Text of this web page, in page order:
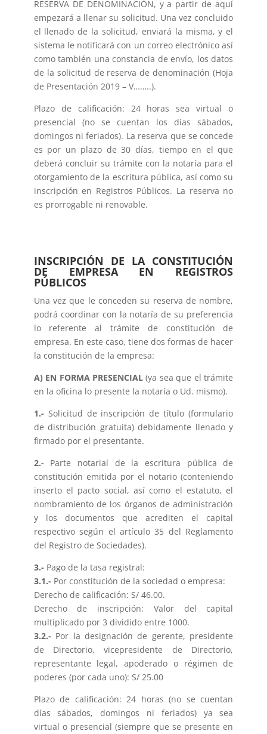
RESERVA DE DENOMINACIÓN, y a partir de aquí
empezará a llenar su solicitud. Una vez concluido
el llenado de la solicitud, enviará la misma, y el
sistema le notificará con un correo electrónico así
como también una constancia de envío, los datos
de la solicitud de reserva de denominación (Hoja
de Presentación 2019 – V……..).
Plazo de calificación: 24 horas sea virtual o
presencial (no se cuentan los días sábados,
domingos ni feriados). La reserva que se concede
es por un plazo de 30 días, tiempo en el que
deberá concluir su trámite con la notaría para el
otorgamiento de la escritura pública, así como su
inscripción en Registros Públicos. La reserva no
es prorrogable ni renovable.
INSCRIPCIÓN DE LA CONSTITUCIÓN
DE EMPRESA EN REGISTROS
PÚBLICOS
Una vez que le conceden su reserva de nombre,
podrá coordinar con la notaría de su preferencia
lo referente al trámite de constitución de
empresa. En este caso, tiene dos formas de hacer
la constitución de la empresa:
A) EN FORMA PRESENCIAL (ya sea que el trámite
en la oficina lo presente la notaría o Ud. mismo).
1.- Solicitud de inscripción de título (formulario
de distribución gratuita) debidamente llenado y
firmado por el presentante.
2.- Parte notarial de la escritura pública de
constitución emitida por el notario (conteniendo
inserto el pacto social, así como el estatuto, el
nombramiento de los órganos de administración
y los documentos que acrediten el capital
respectivo según el artículo 35 del Reglamento
del Registro de Sociedades).
3.- Pago de la tasa registral:
3.1.- Por constitución de la sociedad o empresa:
Derecho de calificación: S/ 46.00.
Derecho de inscripción: Valor del capital
multiplicado por 3 dividido entre 1000.
3.2.- Por la designación de gerente, presidente
de Directorio, vicepresidente de Directorio,
representante legal, apoderado o régimen de
poderes (por cada uno): S/ 25.00
Plazo de calificación: 24 horas (no se cuentan
días sábados, domingos ni feriados) ya sea
virtual o presencial (siempre que se presente en